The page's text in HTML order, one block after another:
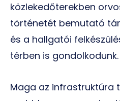
közlekedőterekben
történetét bemutató
és a hallgatói
térben is gondolkodunk.
Maga az infrastruktúra